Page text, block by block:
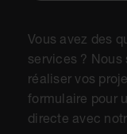
Vous avez des
services ? Nous
réaliser vos
formulaire pour
directe avec